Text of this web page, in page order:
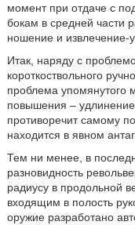
момент при отдаче с
бокам в средней части
ношение и извлечение-
Итак, наряду с
короткоствольного
проблема упомянутого
повышения – удлинение
противоречит самому
находится в явном
Тем ни менее, в
разновидность
радиусу в продольной
входящим в полость
оружие разработано